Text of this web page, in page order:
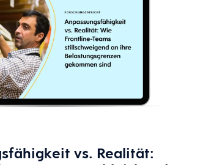
vs. Realität: